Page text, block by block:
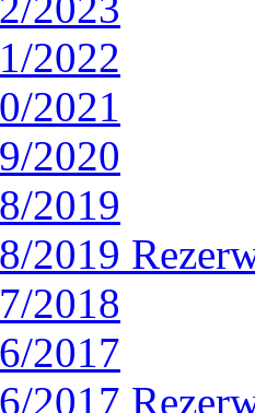
2022
2021
2020
2019
2019
2018
2017
2017